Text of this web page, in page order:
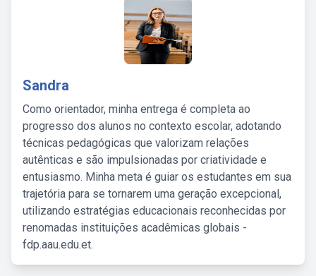
Sandra
Como orientador, minha entrega é completa ao
progresso dos alunos no contexto escolar, adotando
técnicas pedagógicas que valorizam relações
autênticas e são impulsionadas por criatividade e
entusiasmo. Minha meta é guiar os estudantes em sua
trajetória para se tornarem uma geração excepcional,
utilizando estratégias educacionais reconhecidas por
renomadas instituições acadêmicas globais -
fdp.aau.edu.et.